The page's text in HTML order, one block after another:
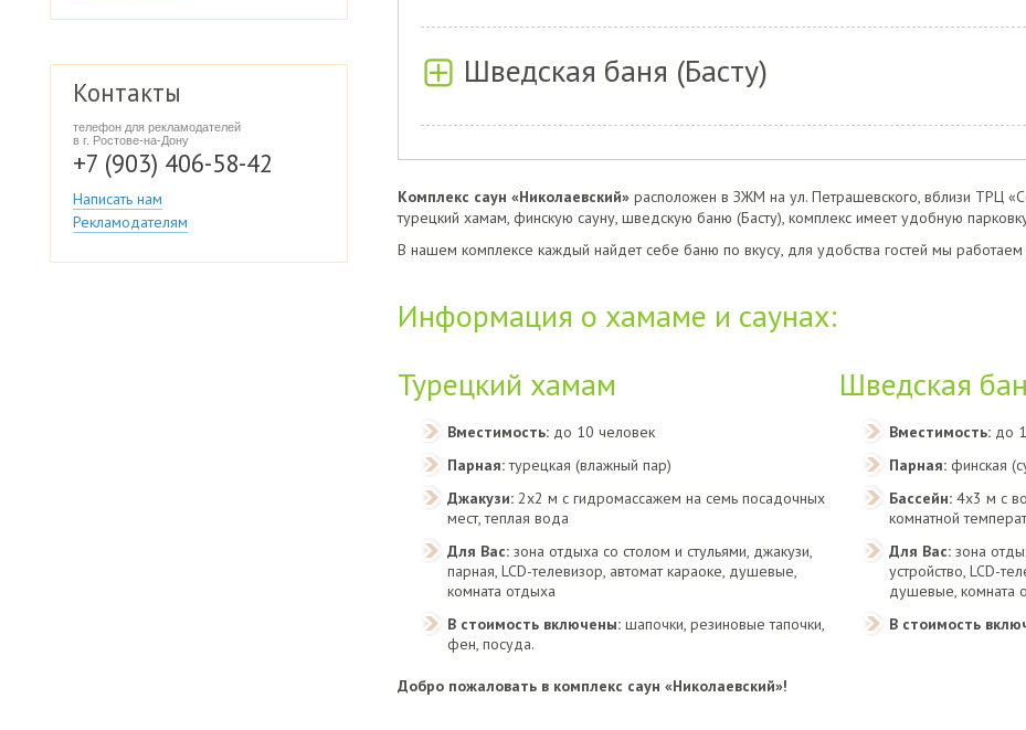
Контакты
телефон для рекламодателей
в г. Ростове-на-Дону
+7 (903) 406-58-42
Написать нам
Рекламодателям
Шведская баня (Басту)
Комплекс саун «Николаевский» расположен в ЗЖМ на ул. Петрашевского, вблизи ТРЦ
турецкий хамам, финскую сауну, шведскую баню (Басту), комплекс имеет удобную
В нашем комплексе каждый найдет себе баню по вкусу, для удобства гостей мы работаем
Информация о хамаме и саунах:
Турецкий хамам
Вместимость:до 10 человек
Парная:турецкая (влажный пар)
Джакузи:2х2 м с гидромассажем на семь посадочных
мест, теплая вода
Для Вас:зона отдыха со столом и стульями, джакузи,
парная, LCD-телевизор, автомат караоке, душевые,
комната отдыха
В стоимость включены:шапочки, резиновые тапочки,
фен, посуда.
Шведская
Вместимость:до
Парная:финская
Бассейн:4х3 м с
комнатной
Для Вас:зона
устройство, LCD-
душевые, комната
В стоимость
Добро пожаловать в комплекс саун «Николаевский»!